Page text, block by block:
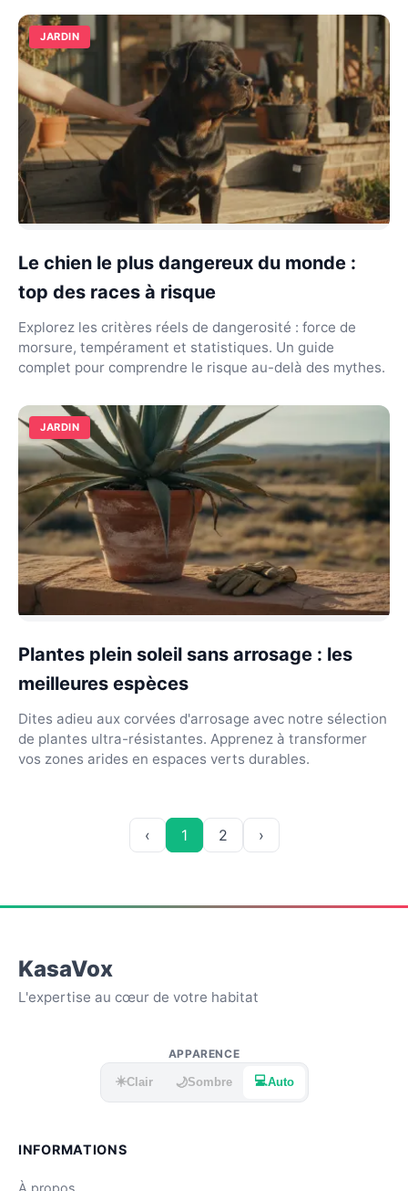
JARDIN
Le chien le plus dangereux du monde :
top des races à risque
Explorez les critères réels de dangerosité : force de
morsure, tempérament et statistiques. Un guide
complet pour comprendre le risque au-delà des mythes.
JARDIN
Plantes plein soleil sans arrosage : les
meilleures espèces
Dites adieu aux corvées d'arrosage avec notre sélection
de plantes ultra-résistantes. Apprenez à transformer
vos zones arides en espaces verts durables.
‹ 1 2 ›
KasaVox
L'expertise au cœur de votre habitat
APPARENCE
☀️Clair 🌙Sombre 💻Auto
INFORMATIONS
À propos